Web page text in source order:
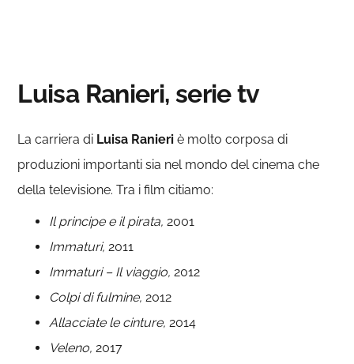
Luisa Ranieri, serie tv
La carriera di Luisa Ranieriè molto corposa di
produzioni importanti sia nel mondo del cinema che
della televisione. Tra i film citiamo:
Il principe e il pirata, 2001
Immaturi,2011
Immaturi – Il viaggio,2012
Colpi di fulmine,2012
Allacciate le cinture,2014
Veleno,2017